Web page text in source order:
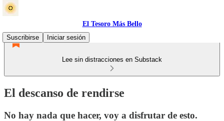
El Tesoro Más Bello
Suscribirse
Iniciar sesión
Lee sin distracciones en Substack
El descanso de rendirse
No hay nada que hacer, voy a disfrutar de esto.